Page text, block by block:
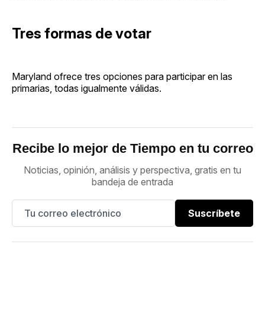
Tres formas de votar
Maryland ofrece tres opciones para participar en las
primarias, todas igualmente válidas.
Recibe lo mejor de Tiempo en tu correo
Noticias, opinión, análisis y perspectiva, gratis en tu
bandeja de entrada
Suscríbete